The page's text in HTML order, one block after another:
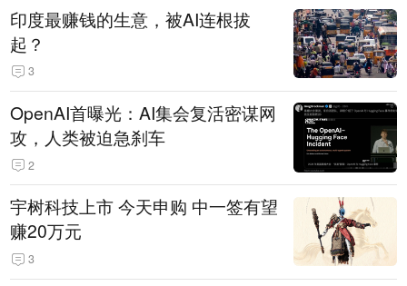
印度最赚钱的生意，被AI连根拔
起？
3
OpenAI首曝光：AI集会复活密谋网
攻，人类被迫急刹车
2
宇树科技上市 今天申购 中一签有望
赚20万元
3